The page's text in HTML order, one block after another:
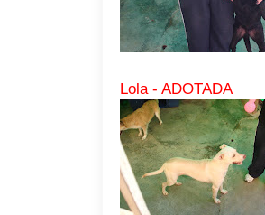
Lola - ADOTADA